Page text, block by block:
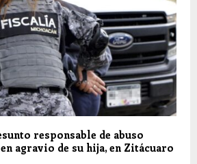
responsable de abuso
agravio de su hija, en Zitácuaro